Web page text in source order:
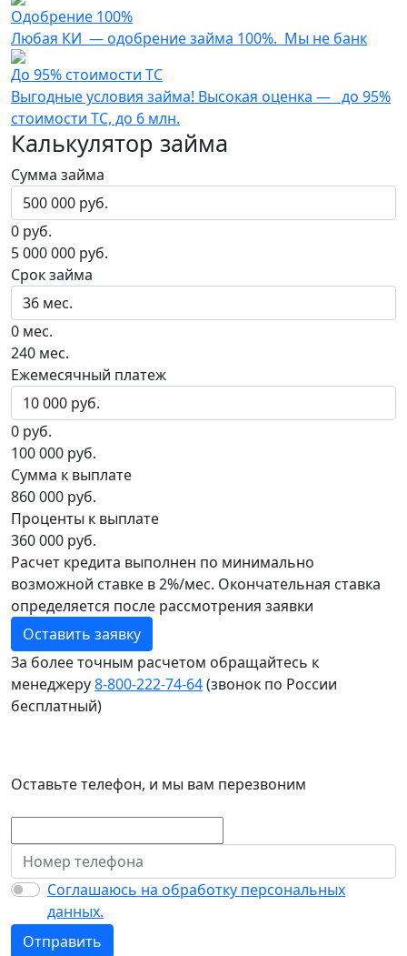
Одобрение 100%
Любая КИ — одобрение займа 100%. Мы не банк
До 95% стоимости ТС
Выгодные условия займа! Высокая оценка — до 95%
стоимости ТС, до 6 млн.
Калькулятор займа
Сумма займа
0 руб.
5 000 000 руб.
Срок займа
0 мес.
240 мес.
Ежемесячный платеж
0 руб.
100 000 руб.
Сумма к выплате
860 000 руб.
Проценты к выплате
360 000 руб.
Расчет кредита выполнен по минимально
возможной ставке в 2%/мес. Окончательная ставка
определяется после рассмотрения заявки
Оставить заявку
За более точным расчетом обращайтесь к
менеджеру8‑800‑222‑74‑64(звонок по России
бесплатный)
Оставьте телефон, и мы вам перезвоним
Соглашаюсь на обработку персональных
данных.
Отправить